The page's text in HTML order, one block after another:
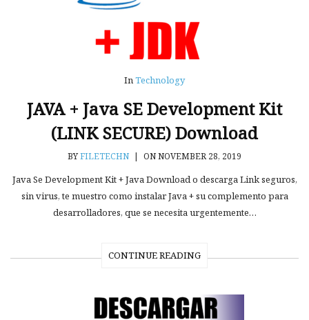
InTechnology
JAVA + Java SE Development Kit
(LINK SECURE) Download
BYFILETECHN | ON NOVEMBER 28, 2019
Java Se Development Kit + Java Download o descarga Link seguros,
sin virus, te muestro como instalar Java + su complemento para
desarrolladores, que se necesita urgentemente…
CONTINUE READING